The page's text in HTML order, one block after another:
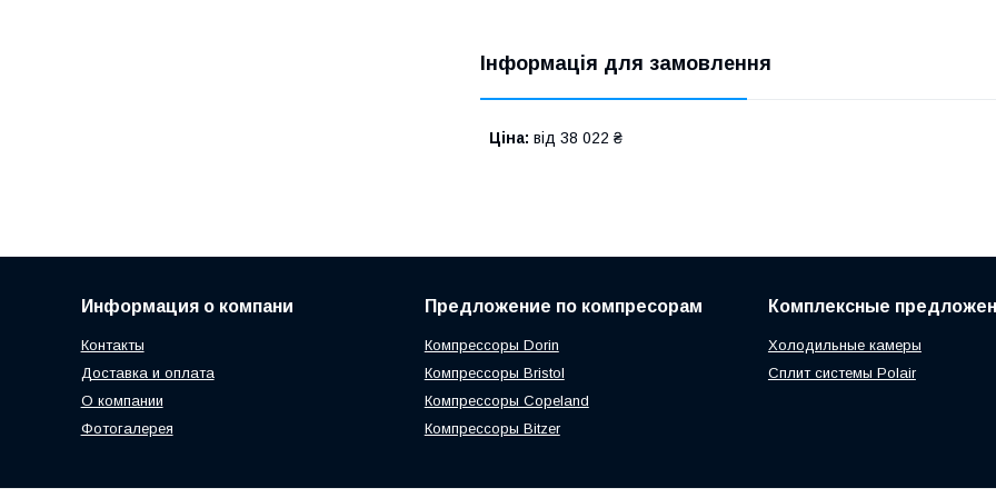
Інформація для замовлення
Ціна: від 38 022 ₴
Информация о компани
Контакты
Доставка и оплата
О компании
Фотогалерея
Предложение по компресорам
Компрессоры Dorin
Компрессоры Bristol
Компрессоры Copeland
Компрессоры Bitzer
Комплексные
Холодильные камеры
Сплит системы Polair